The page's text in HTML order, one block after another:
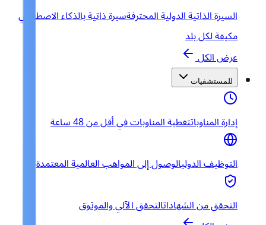
السيرة الذاتية الدولية المحترفةسيرة ذاتية بالذكاء الاصطناعي
مكيفة لكل بلد
عرض الكل
للمستشفيات
إدارة المناوباتتغطية المناوبات في أقل من 48 ساعة
التوظيف الدوليالوصول إلى المواهب العالمية المعتمدة
التحقق من الشهاداتالتحقق الآلي والموثوق